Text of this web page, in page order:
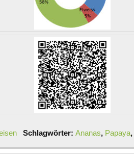
Schlagwörter: Ananas, Papaya,